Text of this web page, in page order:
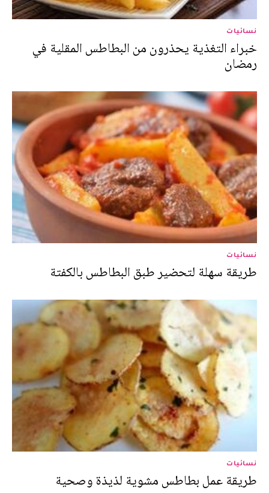
نسائيات
خبراء التغذية يحذرون من البطاطس المقلية في
رمضان
نسائيات
طريقة سهلة لتحضير طبق البطاطس بالكفتة
نسائيات
طريقة عمل بطاطس مشوية لذيذة وصحية